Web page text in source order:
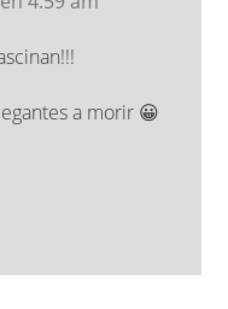
a morir 😀